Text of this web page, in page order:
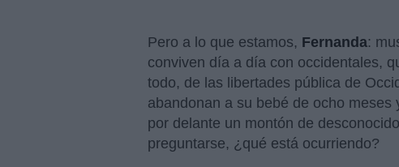
Pero a lo que estamos, Fernanda:
conviven día a día con occidentales,
todo, de las libertades pública de
abandonan a su bebé de ocho
por delante un montón de
preguntarse, ¿qué está ocurriendo?